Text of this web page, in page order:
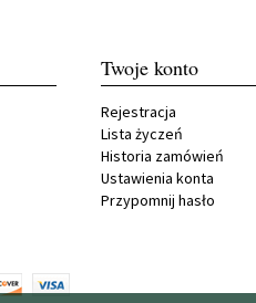
Twoje konto
Rejestracja
Lista życzeń
Historia zamówień
Ustawienia konta
Przypomnij hasło